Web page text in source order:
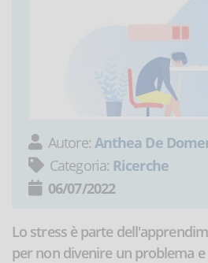
Autore: Anthea De
Categoria: Ricerche
06/07/2022
Lo stress è parte
per non divenire un problema